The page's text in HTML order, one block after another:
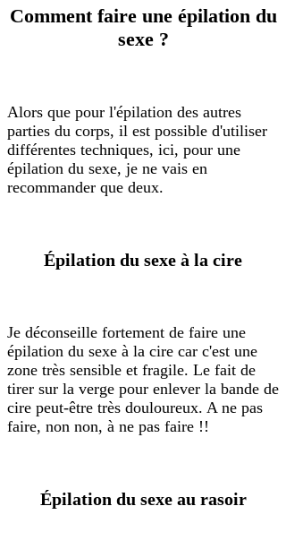
Comment faire une épilation du
sexe ?
Alors que pour l'épilation des autres
parties du corps, il est possible d'utiliser
différentes techniques, ici, pour une
épilation du sexe, je ne vais en
recommander que deux.
Épilation du sexe à la cire
Je déconseille fortement de faire une
épilation du sexe à la cire car c'est une
zone très sensible et fragile. Le fait de
tirer sur la verge pour enlever la bande de
cire peut-être très douloureux. A ne pas
faire, non non, à ne pas faire !!
Épilation du sexe au rasoir